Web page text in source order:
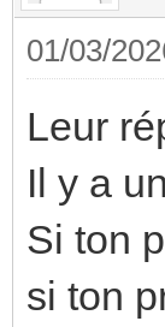
01/03/
Leur
Il y a
Si ton
si ton